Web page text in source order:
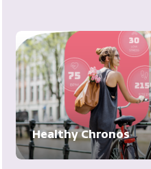
Healthy Chronos